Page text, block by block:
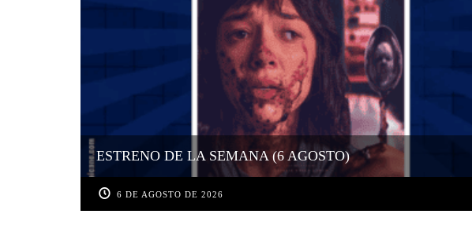
ESTRENO DE LA SEMANA (6 AGOSTO)
6 DE AGOSTO DE 2026